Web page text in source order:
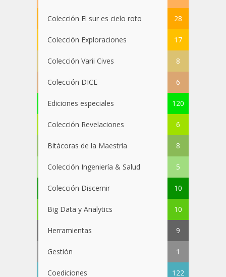
Colección El sur es cielo roto 28
Colección Exploraciones 17
Colección Varii Cives 8
Colección DICE 6
Ediciones especiales 120
Colección Revelaciones 6
Bitácoras de la Maestría 8
Colección Ingeniería & Salud 5
Colección Discernir 10
Big Data y Analytics 10
Herramientas 9
Gestión 1
Coediciones 122